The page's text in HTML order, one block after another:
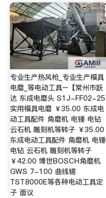
专业生产热风枪_专业生产模具
电磨_等电动工具–【常州市跃
达 东成电磨头 S1J-FF02-25
实用模具电磨 ￥35.00 东成电
动工具配件 角磨机 电锤 电钻
云石机 雕刻机等转子 ￥35.00
东成电动工具配件 角磨机 电锤
电钻 云石机 雕刻机等转子
￥42.00 博世BOSCH角磨机
GWS 7-100 曲线锯
TST8000E等各种电动工具定
子 面议